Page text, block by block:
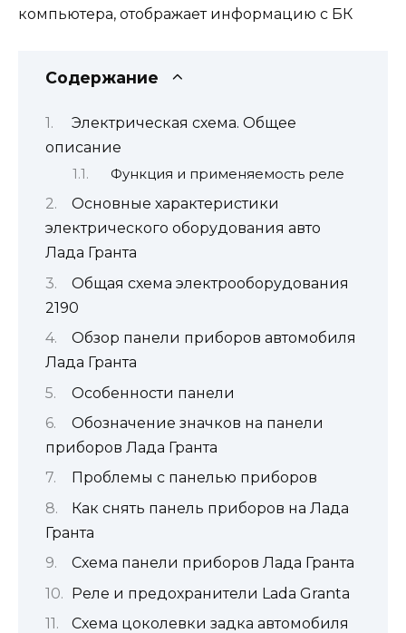
компьютера, отображает информацию с БК
Содержание
Электрическая схема. Общее
описание
Функция и применяемость реле
Основные характеристики
электрического оборудования авто
Лада Гранта
Общая схема электрооборудования
2190
Обзор панели приборов автомобиля
Лада Гранта
Особенности панели
Обозначение значков на панели
приборов Лада Гранта
Проблемы с панелью приборов
Как снять панель приборов на Лада
Гранта
Схема панели приборов Лада Гранта
Реле и предохранители Lada Granta
Схема цоколевки задка автомобиля